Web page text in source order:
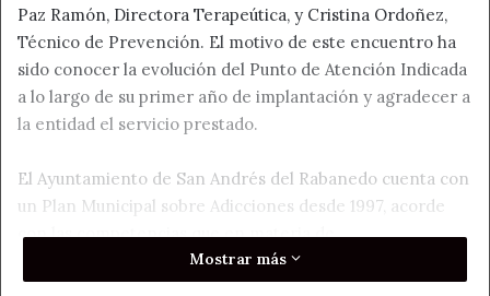
Paz Ramón, Directora Terapeútica, y Cristina Ordoñez,
Técnico de Prevención. El motivo de este encuentro ha
sido conocer la evolución del Punto de Atención Indicada
a lo largo de su primer año de implantación y agradecer a
la entidad el servicio prestado.
El Ayuntamiento de San Andrés del Rabanedo cuenta con
un Plan Municipal sobre Adicciones desde 1997, acorde
con las competencias que en materia de
drogodependencias le son otorgadas por la Ley 3/1994
de 29 de marzo, modificada por la Ley 3/2007 de 7 de
Mostrar más